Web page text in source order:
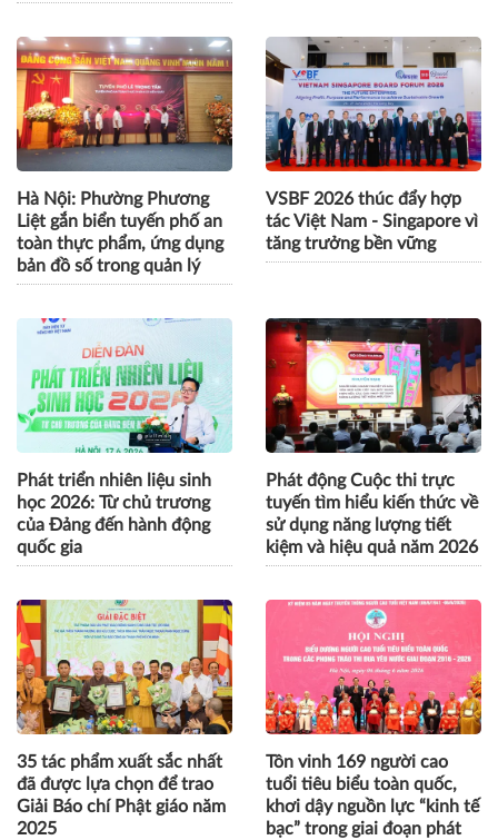
Hà Nội: Phường Phương
Liệt gắn biển tuyến phố an
toàn thực phẩm, ứng dụng
bản đồ số trong quản lý
VSBF 2026 thúc đẩy hợp
tác Việt Nam - Singapore vì
tăng trưởng bền vững
Phát triển nhiên liệu sinh
học 2026: Từ chủ trương
của Đảng đến hành động
quốc gia
Phát động Cuộc thi trực
tuyến tìm hiểu kiến thức về
sử dụng năng lượng tiết
kiệm và hiệu quả năm 2026
35 tác phẩm xuất sắc nhất
đã được lựa chọn để trao
Giải Báo chí Phật giáo năm
2025
Tôn vinh 169 người cao
tuổi tiêu biểu toàn quốc,
khơi dậy nguồn lực “kinh tế
bạc” trong giai đoạn phát